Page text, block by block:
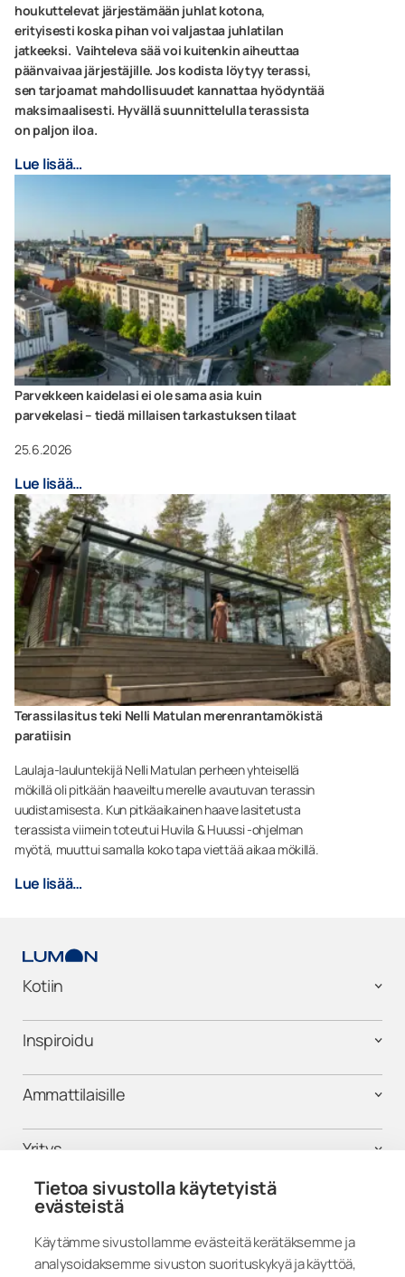
Tietoa sivustolla käytetyistä
evästeistä
Käytämme sivustollamme evästeitä kerätäksemme ja
analysoidaksemme sivuston suorituskykyä ja käyttöä,
houkuttelevat järjestämään juhlat kotona,
erityisesti koska pihan voi valjastaa juhlatilan
jatkeeksi. Vaihteleva sää voi kuitenkin aiheuttaa
päänvaivaa järjestäjille. Jos kodista löytyy terassi,
sen tarjoamat mahdollisuudet kannattaa hyödyntää
maksimaalisesti. Hyvällä suunnittelulla terassista
on paljon iloa.
Lue lisää…
Parvekkeen kaidelasi ei ole sama asia kuin
parvekelasi – tiedä millaisen tarkastuksen tilaat
25.6.2026
Lue lisää…
Terassilasitus teki Nelli Matulan merenrantamökistä
paratiisin
Laulaja-lauluntekijä Nelli Matulan perheen yhteisellä
mökillä oli pitkään haaveiltu merelle avautuvan terassin
uudistamisesta. Kun pitkäaikainen haave lasitetusta
terassista viimein toteutui Huvila & Huussi -ohjelman
myötä, muuttui samalla koko tapa viettää aikaa mökillä.
Lue lisää…
Kotiin
Inspiroidu
Ammattilaisille
Yritys
Tuki